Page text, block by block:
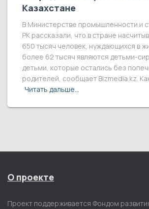
Казахстане
В Министерстве промышленности и
РК рассказали, что в стране
650 тысяч человек, нуждающихся в
более 62 тысяч являются детьми-
детьми, которые остались без
родителей, сообщает Bizmedia.kz.
Читать дальше…
О проекте
Проект поддерживается Фондом